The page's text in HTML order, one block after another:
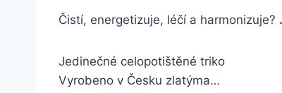
Čistí, energetizuje, léčí a
Jedinečné celopotištěné triko
Vyrobeno v Česku zlatýma…